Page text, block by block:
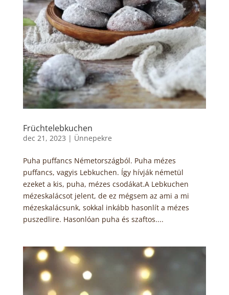
Früchtelebkuchen
dec 21, 2023 | Ünnepekre
Puha puffancs Németországból. Puha mézes
puffancs, vagyis Lebkuchen. Így hívják németül
ezeket a kis, puha, mézes csodákat.A Lebkuchen
mézeskalácsot jelent, de ez mégsem az ami a mi
mézeskalácsunk, sokkal inkább hasonlít a mézes
puszedlire. Hasonlóan puha és szaftos....